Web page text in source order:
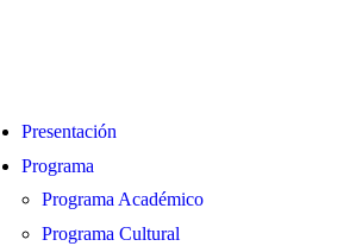
Presentación
Programa
Programa Académico
Programa Cultural